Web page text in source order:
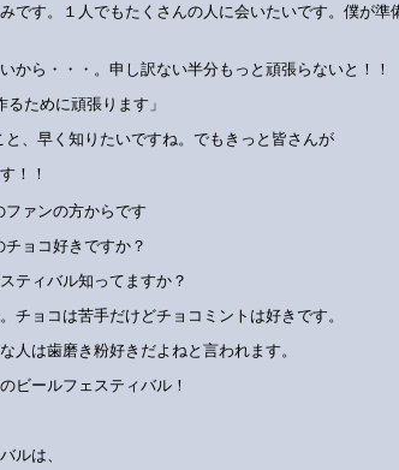
です。１人でもたくさんの人に会いたいです。僕が準
から・・・。申し訳ない半分もっと頑張らないと！！
ために頑張ります」
、早く知りたいですね。でもきっと皆さんが
！！
ファンの方からです
ョコ好きですか？
ティバル知ってますか？
チョコは苦手だけどチョコミントは好きです。
人は歯磨き粉好きだよねと言われます。
ビールフェスティバル！
ルは、